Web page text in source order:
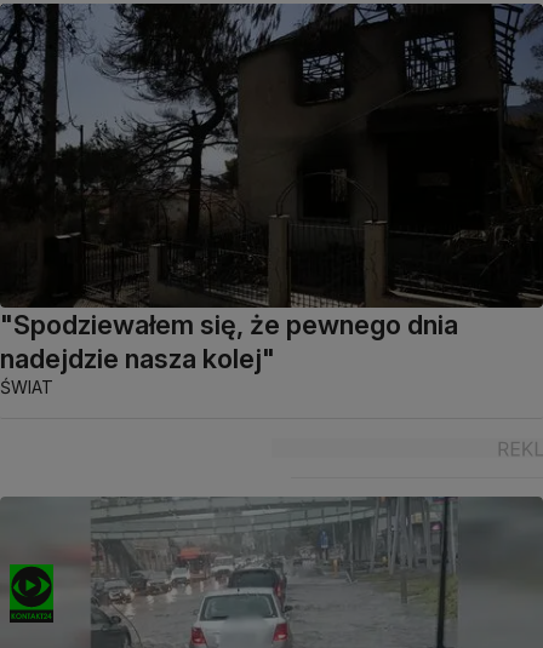
"Spodziewałem się, że pewnego dnia
nadejdzie nasza kolej"
ŚWIAT